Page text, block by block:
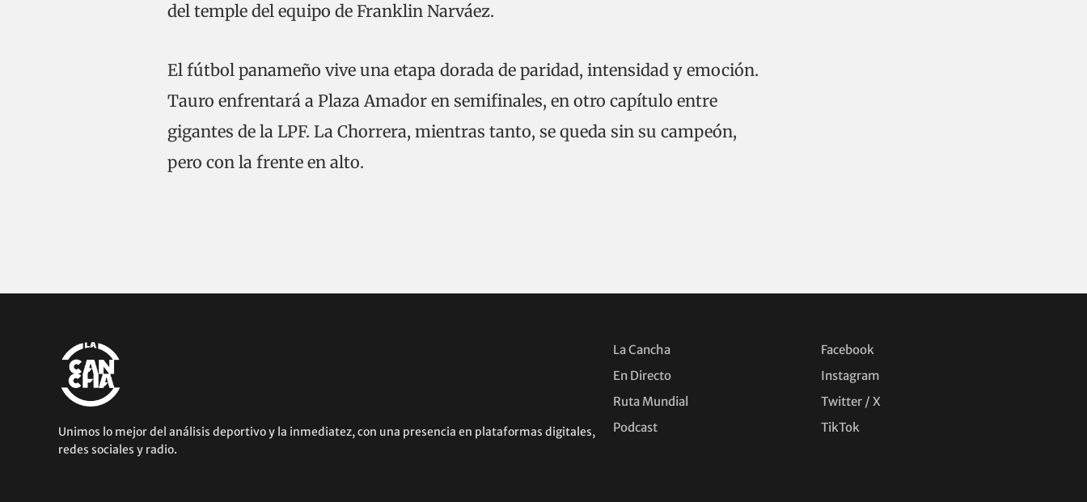
del temple del equipo de Franklin Narváez.
El fútbol panameño vive una etapa dorada de paridad, intensidad y emoción.
Tauro enfrentará a Plaza Amador en semifinales, en otro capítulo entre
gigantes de la LPF. La Chorrera, mientras tanto, se queda sin su campeón,
pero con la frente en alto.
Unimos lo mejor del análisis deportivo y la inmediatez, con una presencia en plataformas digitales,
redes sociales y radio.
La Cancha
En Directo
Ruta Mundial
Podcast
Facebook
Instagram
Twitter / X
TikTok